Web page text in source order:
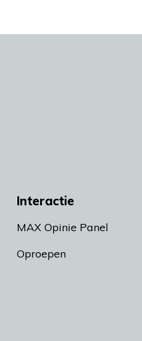
Interactie
MAX Opinie Panel
Oproepen